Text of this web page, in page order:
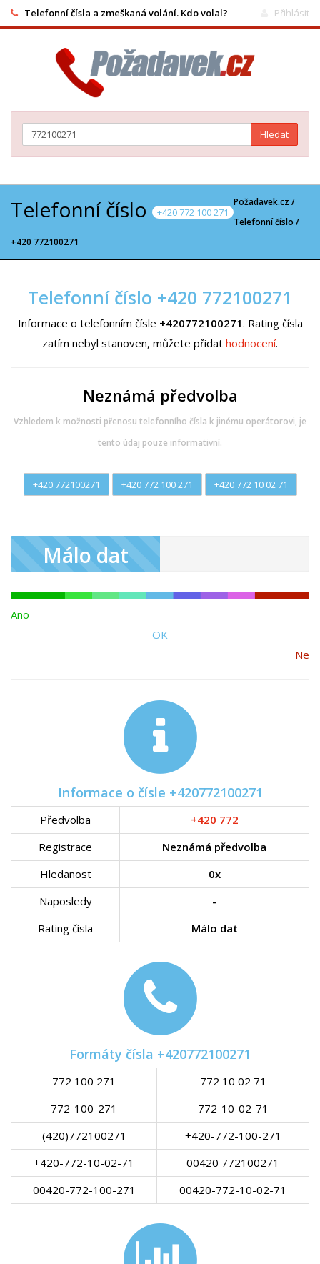
Telefonní čísla a zmeškaná volání. Kdo volal? Přihlásit
Hledat
Telefonní číslo +420 772 100 271
Požadavek.cz /
Telefonní číslo /
+420 772100271
Telefonní číslo +420 772100271
Informace o telefonním čísle +420772100271. Rating čísla
zatím nebyl stanoven, můžete přidat hodnocení.
Neznámá předvolba
Vzhledem k možnosti přenosu telefonního čísla k jinému operátorovi, je
tento údaj pouze informativní.
+420 772100271 +420 772 100 271 +420 772 10 02 71
Málo dat
Ano
OK
Ne
Informace o čísle +420772100271
Předvolba
+420 772
Registrace
Neznámá předvolba
Hledanost
0x
Naposledy
-
Rating čísla
Málo dat
Formáty čísla +420772100271
772 100 271
772 10 02 71
772-100-271
772-10-02-71
(420)772100271
+420-772-100-271
+420-772-10-02-71
00420 772100271
00420-772-100-271
00420-772-10-02-71